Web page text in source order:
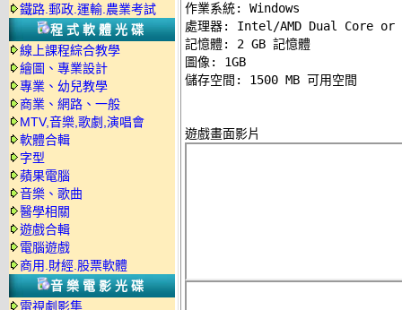
鐵路.郵政.運輸.農業考試
程式軟體光碟
線上課程綜合教學
繪圖、專業設計
專業、幼兒教學
商業、網路、一般
MTV,音樂,歌劇,演唱會
軟體合輯
字型
蘋果電腦
音樂、歌曲
醫學相關
遊戲合輯
電腦遊戲
商用.財經.股票軟體
音樂電影光碟
電視劇影集
作業系統: Windows
處理器: Intel/AMD Dual Core
記憶體: 2 GB 記憶體
圖像: 1GB